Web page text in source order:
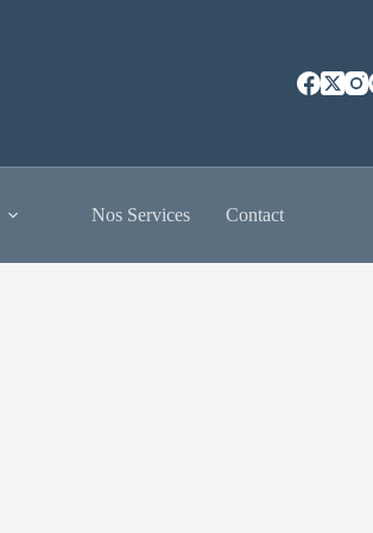
Nos Services Contact